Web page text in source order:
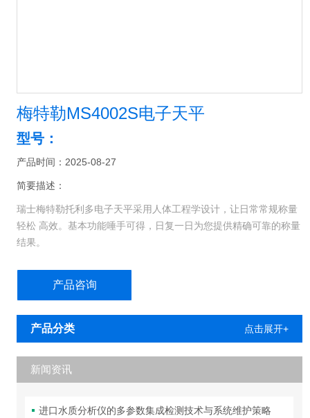
梅特勒MS4002S电子天平
型号：
产品时间：2025-08-27
简要描述：
瑞士梅特勒托利多电子天平采用人体工程学设计，让日常常规称量
轻松 高效。基本功能唾手可得，日复一日为您提供精确可靠的称量
结果。
中可以 直观操作，并快速获得结果，而且易于清洁，配有前置水平
产品咨询
产品分类 点击展开+
新闻资讯
进口水质分析仪的多参数集成检测技术与系统维护策略